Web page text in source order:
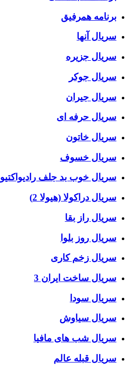
برنامه همرفیق
سریال آنها
سریال جزیره
سریال جوکر
سریال جیران
سریال حرفه ای
سریال خاتون
سریال خسوف
سریال خوب بد جلف رادیواکتیو
سریال دراکولا (هیولا 2)
سریال راز بقا
سریال روز بلوا
سریال زخم کاری
سریال ساخت ایران 3
سریال سودا
سریال سیاوش
سریال شب های مافیا
سریال قبله عالم